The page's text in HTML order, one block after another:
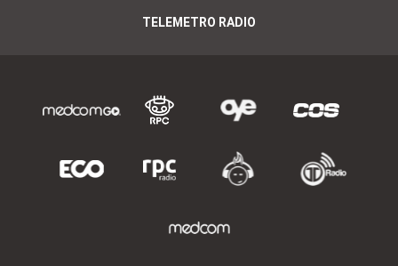
TELEMETRO RADIO